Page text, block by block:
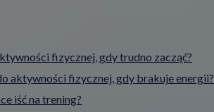
fizycznej, gdy trudno zacząć?
aktywności fizycznej, gdy brakuje energii?
iść na trening?